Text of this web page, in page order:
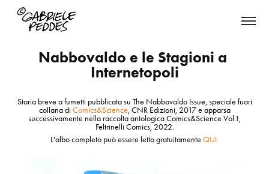
Nabbovaldo e le Stagioni a
Internetopoli
Storia breve a fumetti pubblicata su The Nabbovaldo Issue, speciale fuori
collana di Comics&Science, CNR Edizioni, 2017 e apparsa
successivamente nella raccolta antologicaComics&Science Vol.1,
Feltrinelli Comics, 2022.
L'albo completo può essere letto gratuitamente QUI.